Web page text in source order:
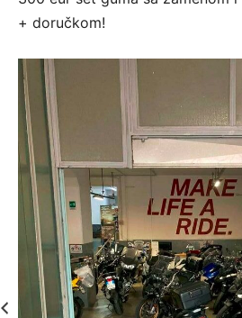
+ doručkom!